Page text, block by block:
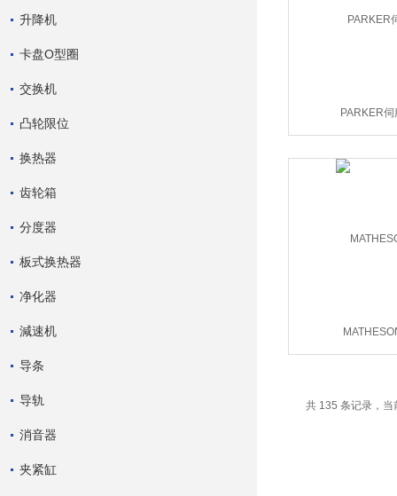
升降机
卡盘O型圈
交换机
凸轮限位
换热器
齿轮箱
分度器
板式换热器
净化器
減速机
导条
导轨
消音器
夹紧缸
PARKER伺
共 135 条记录，